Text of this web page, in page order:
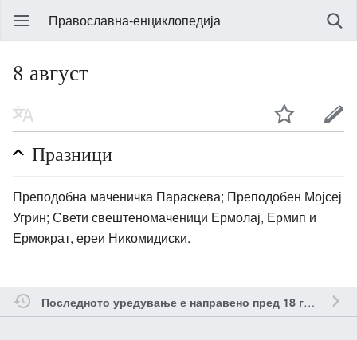
Православна-енциклопедија
8 август
Празници
Преподобна маченичка Параскева; Преподобен Мојсеј
Угрин; Свети свештеномаченици Ермолај, Ермип и
Ермократ, ереи Никомидиски.
Последното уредување е направено пред 18 години од